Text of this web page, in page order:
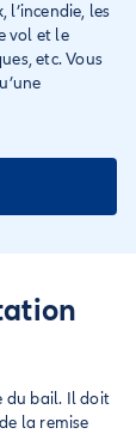
les
vol et le
etc. Vous
du bail. Il doit
la remise